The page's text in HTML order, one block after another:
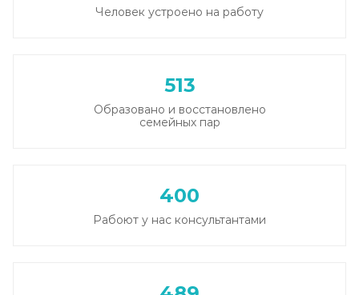
Записаться
Круглосуточный вывод из запоя
Вывод из запоя в стационаре (сутки)
Записаться
Человек устроено на работу
513
Образовано и восстановлено
семейных пар
400
Рабоют у нас консультантами